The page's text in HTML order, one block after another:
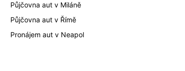
Půjčovna aut v Miláně
Půjčovna aut v Římě
Pronájem aut v Neapol